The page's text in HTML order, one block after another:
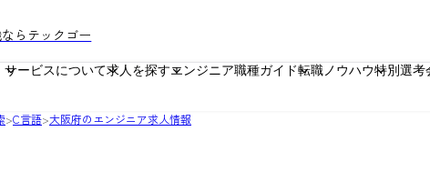
らテックゴー
サービスについて求人を探すエンジニア職種ガイド転職ノウハウ特別選考
>C言語>大阪府のエンジニア求人情報